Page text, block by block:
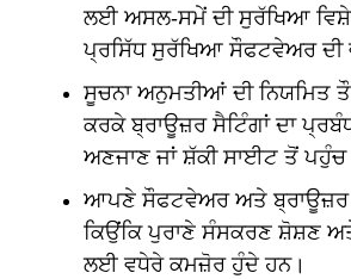
ਲਈ ਅਸਲ-ਸਮੇਂ ਦੀ ਸੁਰੱਖਿਆ
ਪ੍ਰਸਿੱਧ ਸੁਰੱਖਿਆ ਸੌਫਟਵੇਅਰ ਦੀ
ਸੂਚਨਾ ਅਨੁਮਤੀਆਂ ਦੀ ਨਿਯਮਿਤ
ਕਰਕੇ ਬ੍ਰਾਊਜ਼ਰ ਸੈਟਿੰਗਾਂ ਦਾ
ਅਣਜਾਣ ਜਾਂ ਸ਼ੱਕੀ ਸਾਈਟ ਤੋਂ
ਆਪਣੇ ਸੌਫਟਵੇਅਰ ਅਤੇ
ਕਿਉਂਕਿ ਪੁਰਾਣੇ ਸੰਸਕਰਣ ਸ਼ੋਸ਼ਣ
ਲਈ ਵਧੇਰੇ ਕਮਜ਼ੋਰ ਹੁੰਦੇ ਹਨ।